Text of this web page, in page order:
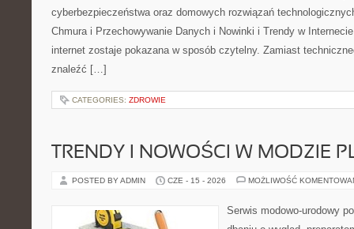
cyberbezpieczeństwa oraz domowych rozwiązań
Chmura i Przechowywanie Danych i Nowinki i Trendy w
internet zostaje pokazana w sposób czytelny. Zamiast
znaleźć […]
CATEGORIES: ZDROWIE
TRENDY I NOWOŚCI W MODZIE
POSTED BY ADMIN CZE - 15 - 2026 MOŻLIWOŚĆ
Serwis modowo-urodowy